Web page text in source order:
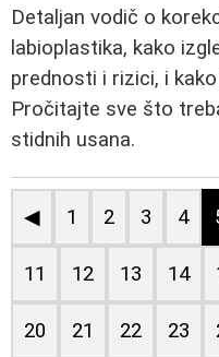
Detaljan vodič o
labioplastika, kako
prednosti i rizici, i
Pročitajte sve što
stidnih usana.
◀ 1 2 3 4
11 12 13 14
20 21 22 23